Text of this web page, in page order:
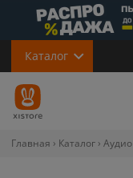
Каталог
Главная Каталог Аудио